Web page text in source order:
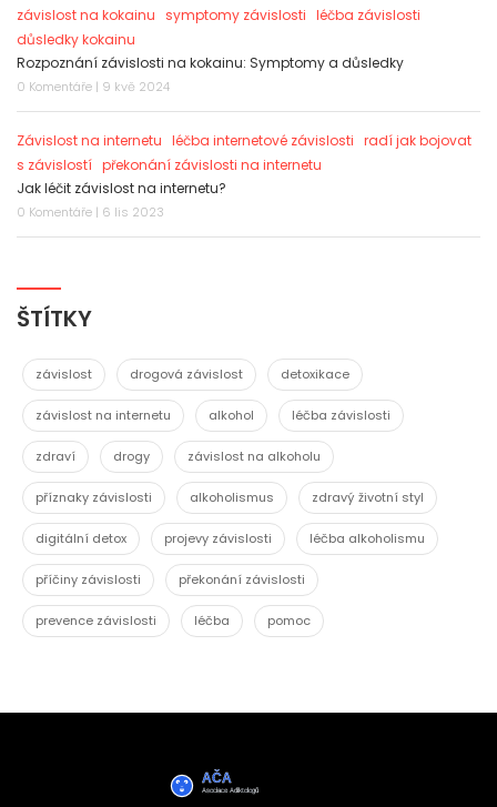
závislost na kokainu symptomy závislosti léčba závislosti
důsledky kokainu
Rozpoznání závislosti na kokainu: Symptomy a důsledky
0 Komentáře | 9 kvě 2024
Závislost na internetu léčba internetové závislosti radí jak bojovat
s závislostí překonání závislosti na internetu
Jak léčit závislost na internetu?
0 Komentáře | 6 lis 2023
ŠTÍTKY
závislost drogová závislost detoxikace
závislost na internetu alkohol léčba závislosti
zdraví drogy závislost na alkoholu
příznaky závislosti alkoholismus zdravý životní styl
digitální detox projevy závislosti léčba alkoholismu
příčiny závislosti překonání závislosti
prevence závislosti léčba pomoc